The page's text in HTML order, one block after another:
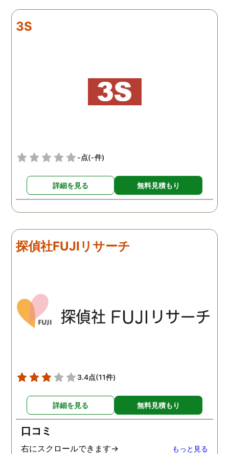
丁寧で報告内容もわかりや
く、むしろ期待以上に細
3S
-点(-件)
詳細を見る 無料見積もり
探偵社FUJIリサーチ
3.4点(11件)
詳細を見る 無料見積もり
口コミ
右にスクロールできます→ もっと見る